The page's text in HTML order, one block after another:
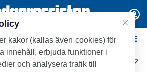
kakor (kallas även cookies) för
innehåll, erbjuda funktioner i
och analysera trafik till